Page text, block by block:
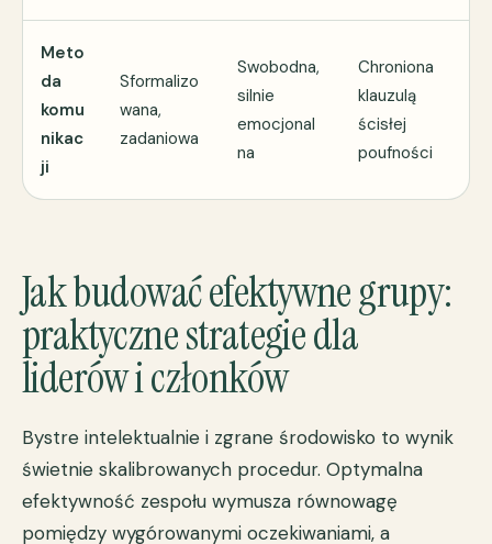
Meto
da
komu
nikac
ji
Sformalizo
wana,
zadaniowa
Swobodna,
silnie
emocjonal
na
Chroniona
klauzulą
ścisłej
poufności
Jak budować efektywne grupy:
praktyczne strategie dla
liderów i członków
Bystre intelektualnie i zgrane środowisko to wynik
świetnie skalibrowanych procedur. Optymalna
efektywność zespołu wymusza równowagę
pomiędzy wygórowanymi oczekiwaniami, a